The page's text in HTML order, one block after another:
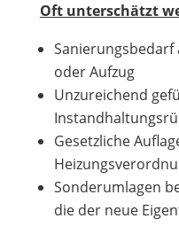
Oft unterschätzt
Sanierungsbedarf
oder Aufzug
Unzureichend
Gesetzliche
Sonderumlagen
die der neue